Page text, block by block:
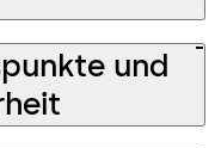
und